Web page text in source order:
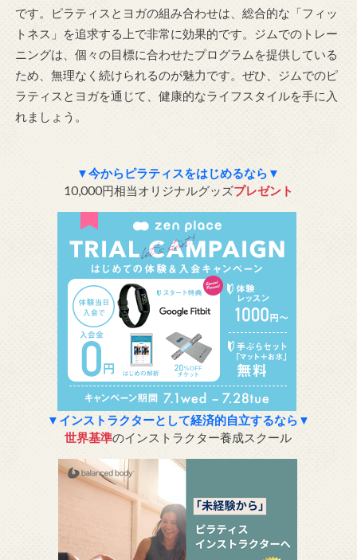
です。ピラティスとヨガの組み合わせは、総合的な「フィッ
トネス」を追求する上で非常に効果的です。ジムでのトレー
ニングは、個々の目標に合わせたプログラムを提供している
ため、無理なく続けられるのが魅力です。ぜひ、ジムでのピ
ラティスとヨガを通じて、健康的なライフスタイルを手に入
れましょう。
▼今からピラティスをはじめるなら▼
10,000円相当オリジナルグッズプレゼント
▼インストラクターとして経済的自立するなら▼
世界基準のインストラクター養成スクール